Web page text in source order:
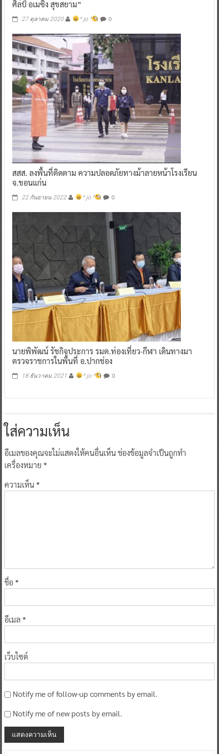
ศิลป์ อเมซิ่ง สุขสยาม”
27 ตุลาคม 2020 ^ jo ^ 0
สสส. ลงพื้นที่ติดตาม ความปลอดภัยทางม้าลายหน้าโรงเรียน
จ.ขอนแก่น
22 กันยายน 2022 ^ jo ^ 0
นายพิพัฒน์ รัชกิจประการ รมต.ท่องเที่ยว-กีฬา เดินทางมา
ตรวจราชการในพื้นที่ อ.ปากช่อง
18 ธันวาคม 2021 ^ jo ^ 0
ใส่ความเห็น
อีเมลของคุณจะไม่แสดงให้คนอื่นเห็นช่องข้อมูลจำเป็นถูกทำ
เครื่องหมาย *
ความเห็น*
ชื่อ *
อีเมล *
เว็บไซต์
Notify me of follow-up comments by email.
Notify me of new posts by email.